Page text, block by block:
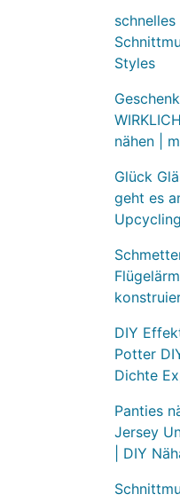
Styles
nähen |
Glück
geht es
DIY
Potter
Dichte
Panties
Jersey
| DIY